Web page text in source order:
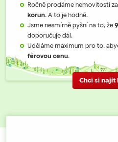
Ročně prodáme nemovitosti
korun. A to je hodně.
Jsme nesmírně pyšní na to, že
doporučuje dál.
Uděláme maximum pro to,
férovou cenu.
Chci si najít